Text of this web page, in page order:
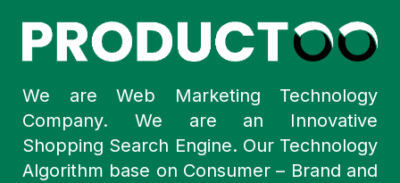
We are Web Marketing Technology
Company. We are an Innovative
Shopping Search Engine. Our Technology
Algorithm base on Consumer – Brand and